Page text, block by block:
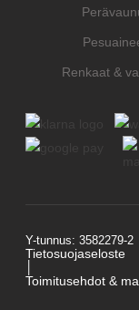
Renkaat &
Y-tunnus: 3582279-2
Tietosuojaseloste
Toimitusehdot &